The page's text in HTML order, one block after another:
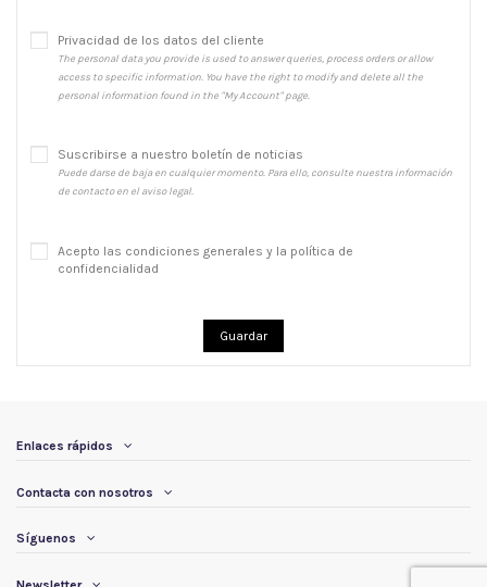
Privacidad de los datos del cliente
The personal data you provide is used to answer queries, process orders or allow
access to specific information. You have the right to modify and delete all the
personal information found in the "My Account" page.
Suscribirse a nuestro boletín de noticias
Puede darse de baja en cualquier momento. Para ello, consulte nuestra información
de contacto en el aviso legal.
Acepto las condiciones generales y la política de
confidencialidad
Guardar
Enlaces rápidos
Contacta con nosotros
Síguenos